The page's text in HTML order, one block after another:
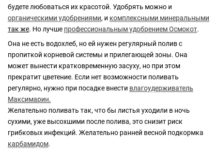
будете любоваться их красотой. Удобрять можно и
органическими удобрениями, и комплексными минеральными
так же. Но лучше профессиональным удобрением Осмокот.
Она не есть водохлеб, но ей нужен регулярный полив с
пропиткой корневой системы и прилегающей зоны. Она
может вынести кратковременную засуху, но при этом
прекратит цветение. Если нет возможности поливать
регулярно, нужно при посадке внести влагоудерживатель
Максимарин.
Желательно поливать так, что бы листья уходили в ночь
сухими, уже высохшими после полива, это снизит риск
грибковых инфекций. Желательно ранней весной подкормка
карбамидом.